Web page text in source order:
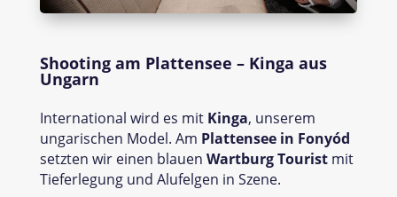
Shooting am Plattensee – Kinga aus
Ungarn
International wird es mit Kinga, unserem
ungarischen Model. Am Plattensee in Fonyód
setzten wir einen blauen Wartburg Touristmit
Tieferlegung und Alufelgen in Szene.